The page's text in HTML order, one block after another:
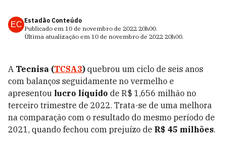
EC Estadão Conteúdo
Publicado em 10 de novembro de 2022 20h00.
Última atualização em 10 de novembro de 2022 20h00.
A Tecnisa (TCSA3) quebrou um ciclo de seis anos
com balanços seguidamente no vermelho e
apresentou lucro líquido de R$ 1,656 milhão no
terceiro trimestre de 2022. Trata-se de uma melhora
na comparação com o resultado do mesmo período de
2021, quando fechou com prejuízo de R$ 45 milhões.